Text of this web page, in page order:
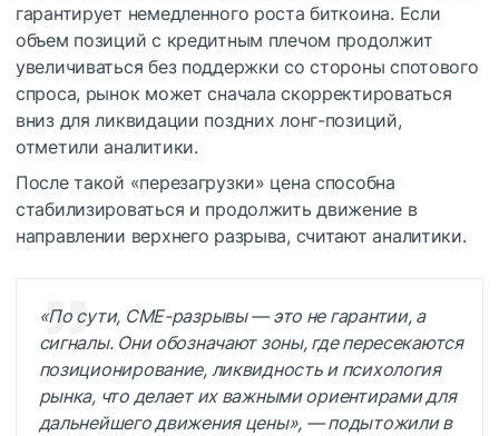
гарантирует немедленного роста биткоина. Если
объем позиций с кредитным плечом продолжит
увеличиваться без поддержки со стороны спотового
спроса, рынок может сначала скорректироваться
вниз для ликвидации поздних лонг-позиций,
отметили аналитики.
После такой «перезагрузки» цена способна
стабилизироваться и продолжить движение в
направлении верхнего разрыва, считают аналитики.
«По сути, CME-разрывы — это не гарантии, а
сигналы. Они обозначают зоны, где пересекаются
позиционирование, ликвидность и психология
рынка, что делает их важными ориентирами для
дальнейшего движения цены», — подытожили в